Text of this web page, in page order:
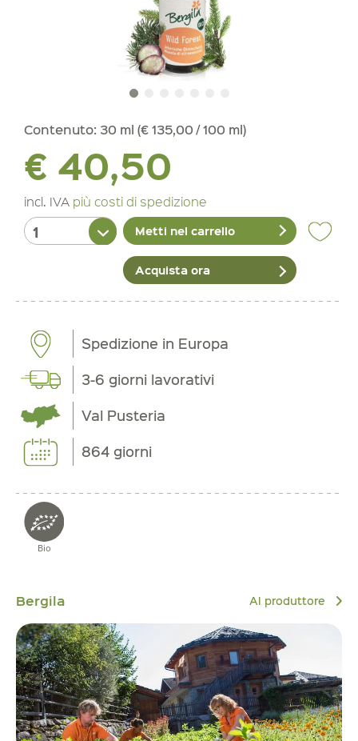
Contenuto: 30 ml (€ 135,00 / 100 ml)
€ 40,50
incl. IVA più costi di spedizione
Metti nel carrello
Acquista ora
Spedizione in Europa
3-6 giorni lavorativi
Val Pusteria
864 giorni
Bio
Bergila Al produttore